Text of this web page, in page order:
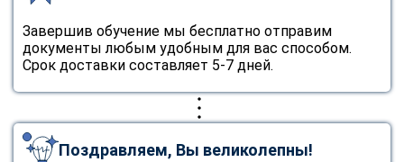
Завершив обучение мы бесплатно отправим
документы любым удобным для вас способом.
Срок доставки составляет 5-7 дней.
Поздравляем, Вы великолепны!